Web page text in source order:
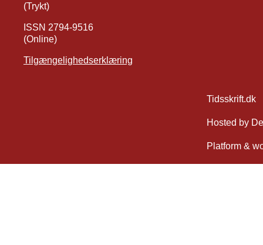
(Trykt)
ISSN 2794-9516
(Online)
Tilgængelighedserklæring